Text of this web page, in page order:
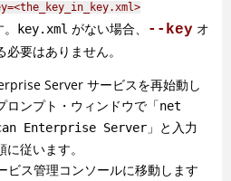
key.xml がない場合、 --keyオ
要はありません。
Server サービスを再始動し
ロンプト・ウィンドウで「net
Enterprise Server」
と入力
従います。
ビス管理コンソールに移動します